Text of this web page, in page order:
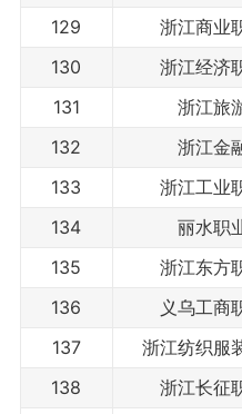
129
浙江商业
130
浙江经济
131
浙江旅
132
浙江金
133
浙江工业
134
丽水职
135
浙江东方
136
义乌工商
137
浙江纺织服
138
浙江长征